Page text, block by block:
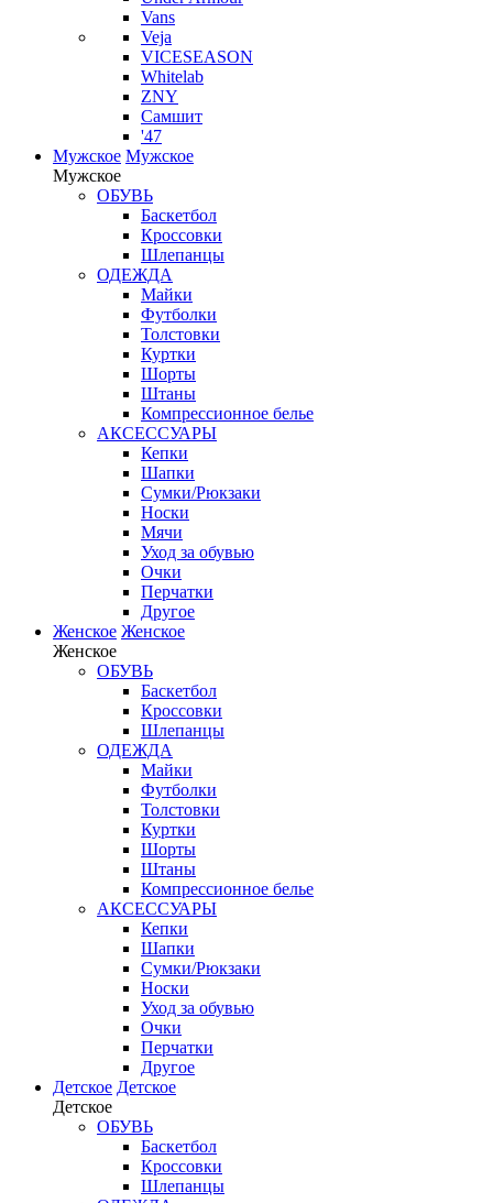
Vans
Veja
VICESEASON
Whitelab
ZNY
Самшит
'47
Мужское Мужское
Мужское
ОБУВЬ
Баскетбол
Кроссовки
Шлепанцы
ОДЕЖДА
Майки
Футболки
Толстовки
Куртки
Шорты
Штаны
Компрессионное белье
АКСЕССУАРЫ
Кепки
Шапки
Сумки/Рюкзаки
Носки
Мячи
Уход за обувью
Очки
Перчатки
Другое
Женское Женское
Женское
ОБУВЬ
Баскетбол
Кроссовки
Шлепанцы
ОДЕЖДА
Майки
Футболки
Толстовки
Куртки
Шорты
Штаны
Компрессионное белье
АКСЕССУАРЫ
Кепки
Шапки
Сумки/Рюкзаки
Носки
Уход за обувью
Очки
Перчатки
Другое
Детское Детское
Детское
ОБУВЬ
Баскетбол
Кроссовки
Шлепанцы